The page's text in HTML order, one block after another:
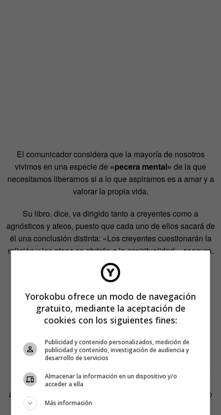
El comunicador considera que la mayoría de nosotros
vivimos en una especie de «pecera mental» de la que
necesitamos liberarnos si a lo que aspiramos es a amar y a
valorar la propia vida.
Su libro, dice, va dirigido tanto a creyentes como a
agnósticos y ateos, puesto que cada uno de ellos sacará de
él una conclusión distinta: «Los creyentes cuestionarán la
religión y los ateos se abrirán a la espiritualidad», asegura.
El hombre mas feliz del mundo
Eddie Jaku
años y superviviente de Auschwitz. El propio Jaku se
autodenominó como el hombre más feliz del mundo, y a lo
largo de las páginas de este libro explica el porqué.
Yorokobu ofrece un modo de navegación
gratuito, mediante la aceptación de
cookies con los siguientes fines:
Publicidad y contenido personalizados, medición de
publicidad y contenido, investigación de audiencia y
desarrollo de servicios
Almacenar la información en un dispositivo y/o
acceder a ella
Más información